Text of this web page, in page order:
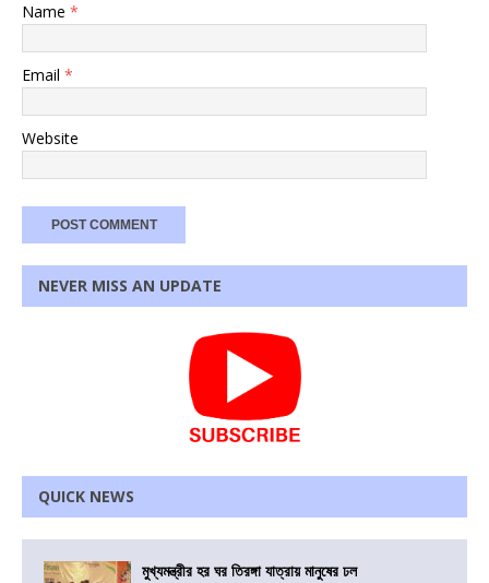
Name *
Email *
Website
NEVER MISS AN UPDATE
QUICK NEWS
মুখ্যমন্ত্রীর হর ঘর তিরঙ্গা যাত্রায় মানুষের ঢল